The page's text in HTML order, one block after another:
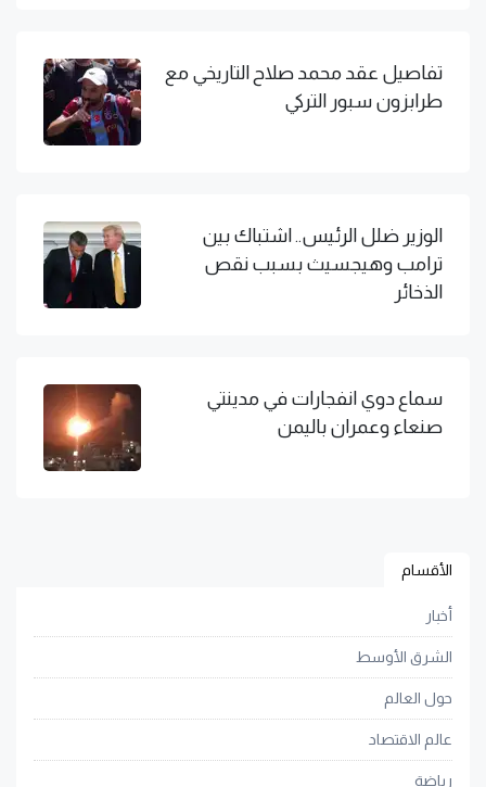
تفاصيل عقد محمد صلاح التاريخي مع
طرابزون سبور التركي
الوزير ضلل الرئيس.. اشتباك بين
ترامب وهيجسيث بسبب نقص
الذخائر
سماع دوي انفجارات في مدينتي
صنعاء وعمران باليمن
الأقسام
أخبار
الشرق الأوسط
حول العالم
عالم الاقتصاد
رياضة